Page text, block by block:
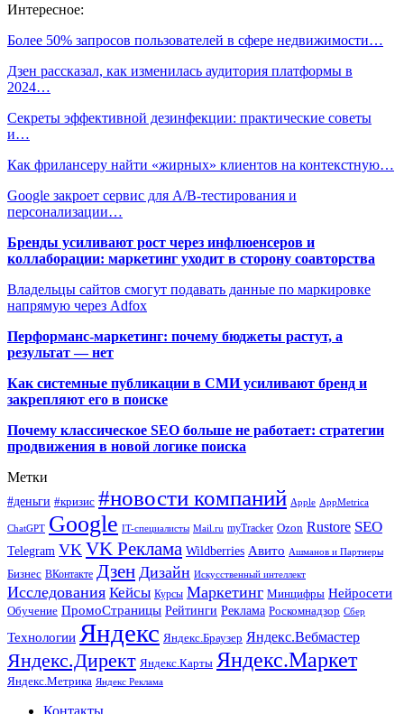
Интересное:
Более 50% запросов пользователей в сфере недвижимости…
Дзен рассказал, как изменилась аудитория платформы в
2024…
Секреты эффективной дезинфекции: практические советы
и…
Как фрилансеру найти «жирных» клиентов на контекстную…
Google закроет сервис для A/B-тестирования и
персонализации…
Бренды усиливают рост через инфлюенсеров и
коллаборации: маркетинг уходит в сторону соавторства
Владельцы сайтов смогут подавать данные по маркировке
напрямую через Adfox
Перформанс-маркетинг: почему бюджеты растут, а
результат — нет
Как системные публикации в СМИ усиливают бренд и
закрепляют его в поиске
Почему классическое SEO больше не работает: стратегии
продвижения в новой логике поиска
Метки
#деньги #кризис #новости компаний Apple AppMetrica
ChatGPT Google IT-специалисты Mail.ru myTracker Ozon Rustore SEO
Telegram VK VK Реклама Wildberries Авито Ашманов и Партнеры
Бизнес ВКонтакте Дзен Дизайн Искусственный интеллект
Исследования Кейсы Курсы Маркетинг Минцифры Нейросети
Обучение ПромоСтраницы Рейтинги Реклама Роскомнадзор Сбер
Технологии Яндекс Яндекс.Браузер Яндекс.Вебмастер
Яндекс.Директ Яндекс.Карты Яндекс.Маркет
Яндекс.Метрика Яндекс Реклама
Контакты